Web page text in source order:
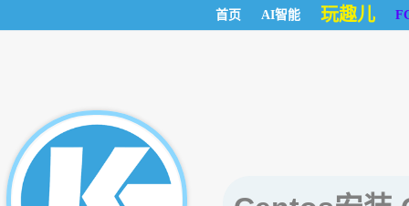
首页 AI智能 玩趣儿